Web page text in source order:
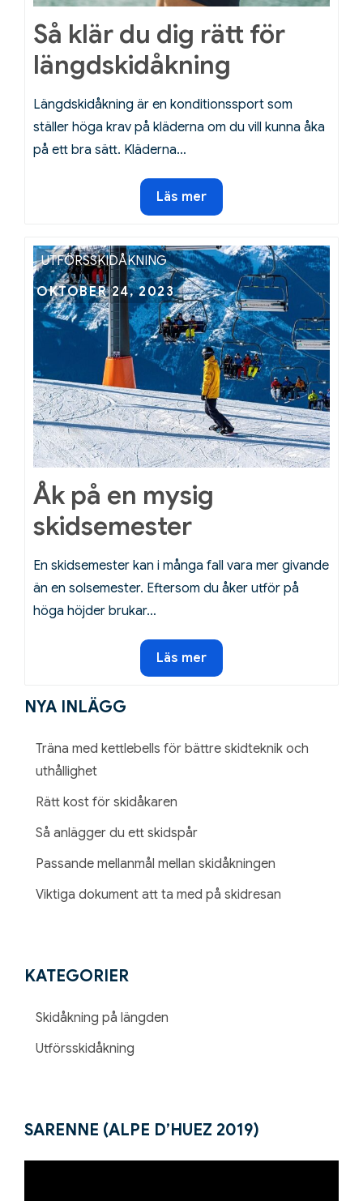
Så klär du dig rätt för
längdskidåkning
Längdskidåkning är en konditionssport som
ställer höga krav på kläderna om du vill kunna åka
på ett bra sätt. Kläderna…
Så
klär
dig
rätt
för
längdskidåkning
Läs mer
UTFÖRSSKIDÅKNING
Posted
on
OKTOBER 24, 2023
Åk på en mysig
skidsemester
En skidsemester kan i många fall vara mer givande
än en solsemester. Eftersom du åker utför på
höga höjder brukar…
Åk
på
skidsemester
Läs mer
NYA INLÄGG
Träna med kettlebells för bättre skidteknik och
uthållighet
Rätt kost för skidåkaren
Så anlägger du ett skidspår
Passande mellanmål mellan skidåkningen
Viktiga dokument att ta med på skidresan
KATEGORIER
Skidåkning på längden
Utförsskidåkning
SARENNE (ALPE D’HUEZ 2019)